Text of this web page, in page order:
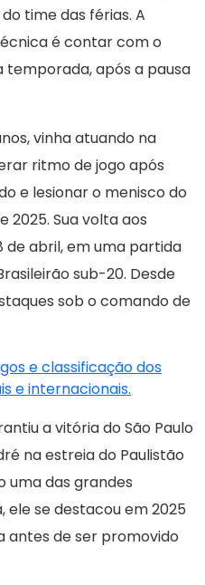
time das férias. A
é contar com o
após a pausa
vinha atuando na
ritmo de jogo após
e lesionar o menisco do
2025. Sua volta aos
de abril, em uma partida
sub-20. Desde
sob o comando de
e classificação dos
e internacionais.
a vitória do São Paulo
na estreia do Paulistão
uma das grandes
ele se destacou em 2025
antes de ser promovido